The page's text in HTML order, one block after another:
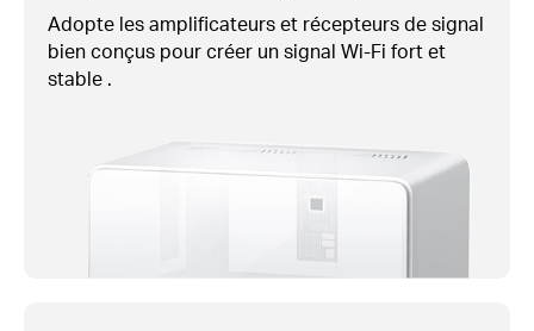
Adopte les amplificateurs et récepteurs de signal
bien conçus pour créer un signal Wi-Fi fort et
stable .